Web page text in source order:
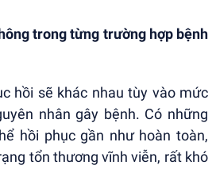
trong từng trường hợp bệnh
hồi sẽ khác nhau tùy vào mức
nhân gây bệnh. Có những
hồi phục gần như hoàn toàn,
tổn thương vĩnh viễn, rất khó